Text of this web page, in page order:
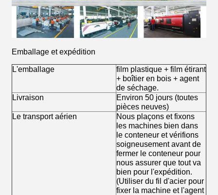
Emballage et expédition
L'emballage
film plastique + film étirant
+ boîtier en bois + agent
de séchage.
Livraison
Environ 50 jours (toutes
pièces neuves)
Le transport aérien
Nous plaçons et fixons
les machines bien dans
le conteneur et vérifions
soigneusement avant de
fermer le conteneur pour
nous assurer que tout va
bien pour l'expédition.
(Utiliser du fil d'acier pour
fixer la machine et l'agent